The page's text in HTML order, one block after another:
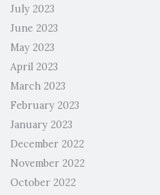
July 2023
June 2023
May 2023
April 2023
March 2023
February 2023
January 2023
December 2022
November 2022
October 2022